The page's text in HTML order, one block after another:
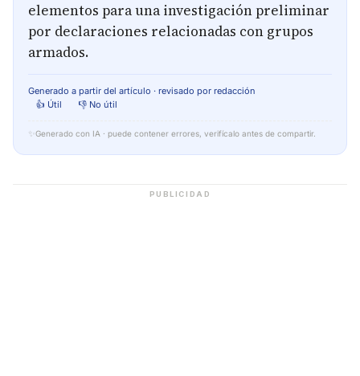
elementos para una investigación preliminar
por declaraciones relacionadas con grupos
armados.
Generado a partir del artículo · revisado por redacción
👍 Útil
👎 No útil
✨ Generado con IA · puede contener errores, verifícalo antes de compartir.
PUBLICIDAD